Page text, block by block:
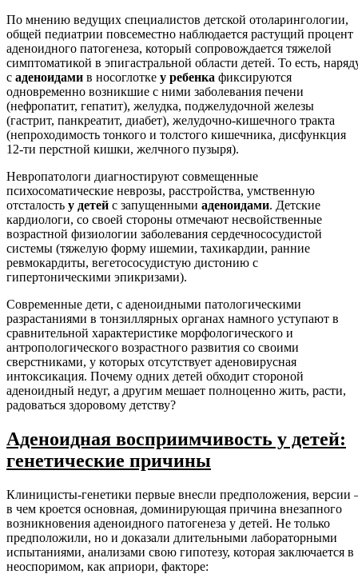
По мнению ведущих специалистов детской отоларингологии,
общей педиатрии повсеместно наблюдается растущий процент
аденоидного патогенеза, который сопровождается тяжелой
симптоматикой в эпигастральной области детей. То есть,
с аденоидами в носоглотке у ребенка фиксируются
одновременно возникшие с ними заболевания печени
(нефропатит, гепатит), желудка, поджелудочной железы
(гастрит, панкреатит, диабет), желудочно-кишечного тракта
(непроходимость тонкого и толстого кишечника, дисфункция
12-ти перстной кишки, желчного пузыря).
Невропатологи диагностируют совмещенные
психосоматические неврозы, расстройства, умственную
отсталость у детей с запущенными аденоидами. Детские
кардиологи, со своей стороны отмечают несвойственные
возрастной физиологии заболевания сердечнососудистой
системы (тяжелую форму ишемии, тахикардии, ранние
ревмокардиты, вегетососудистую дистонию с
гипертоническими эпикризами).
Современные дети, с аденоидными патологическими
разрастаниями в тонзиллярных органах намного уступают в
сравнительной характеристике морфологического и
антропологического возрастного развития со своими
сверстниками, у которых отсутствует аденовирусная
интоксикация. Почему одних детей обходит стороной
аденоидный недуг, а другим мешает полноценно жить, расти,
радоваться здоровому детству?
Аденоидная восприимчивость у детей:
генетические причины
Клиницисты-генетики первые внесли предположения, версии
в чем кроется основная, доминирующая причина внезапного
возникновения аденоидного патогенеза у детей. Не только
предположили, но и доказали длительными лабораторными
испытаниями, анализами свою гипотезу, которая заключается в
неоспоримом, как априори, факторе: